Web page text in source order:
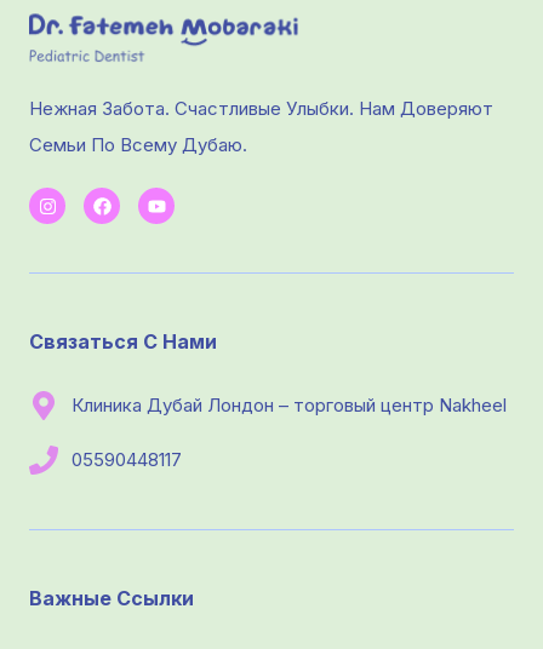
Нежная Забота. Счастливые Улыбки. Нам Доверяют
Семьи По Всему Дубаю.
Связаться С Нами
Клиника Дубай Лондон – торговый центр Nakheel
05590448117
Важные Ссылки